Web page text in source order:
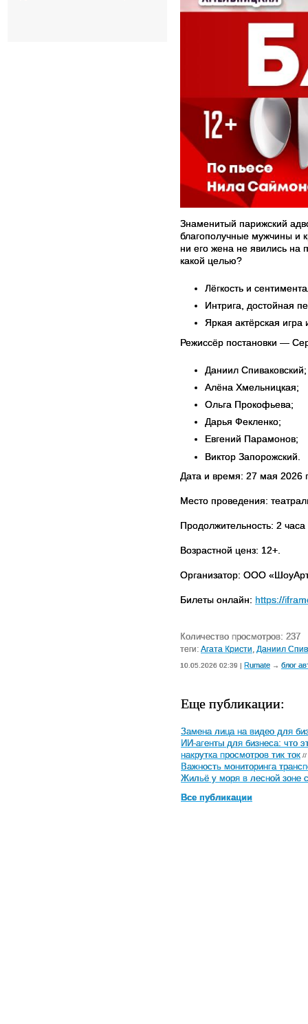
Знаменитый парижский
благополучные мужчины и
ни его жена не явились на
какой целью?
Лёгкость и
Интрига, достойная
Яркая актёрская
Режиссёр постановки —
Даниил Спиваковский;
Алёна Хмельницкая;
Ольга Прокофьева;
Дарья Фекленко;
Евгений Парамонов;
Виктор Запорожский.
Дата и время: 27 мая 2026
Место проведения:
Продолжительность: 2 часа
Возрастной ценз: 12+.
Организатор: ООО
Билеты онлайн: https://
Количество просмотров: 237
теги: Агата Кристи Даниил
10.05.2026 02:39 | Rumate → блог
Еще публикации:
Замена лица на видео для
ИИ-агенты для бизнеса: что
накрутка просмотров тик ток //
Важность мониторинга
Жильё у моря в лесной зоне
Все публикации